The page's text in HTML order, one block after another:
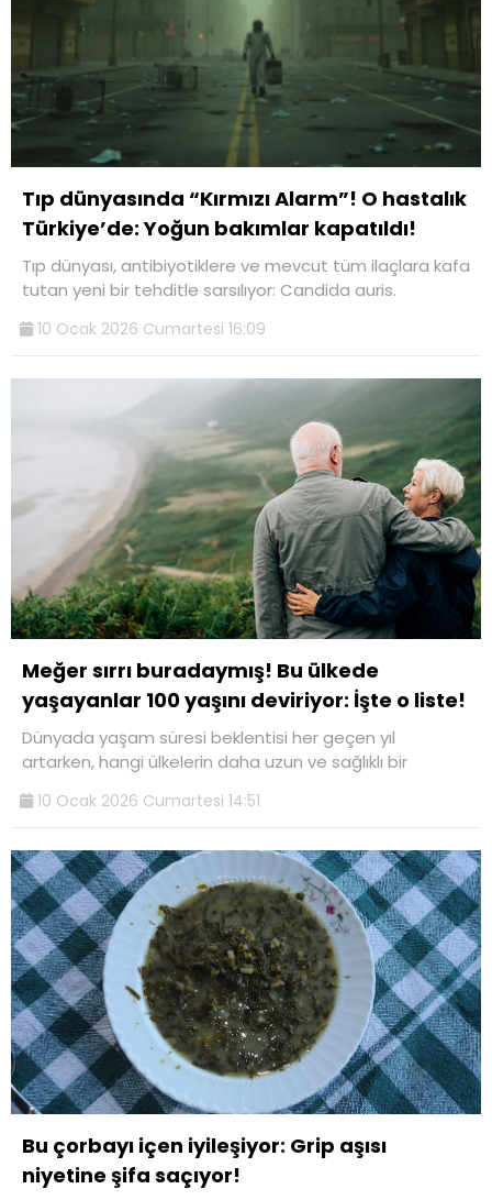
Tıp dünyasında “Kırmızı Alarm”! O hastalık
Türkiye’de: Yoğun bakımlar kapatıldı!
Tıp dünyası, antibiyotiklere ve mevcut tüm ilaçlara kafa
tutan yeni bir tehditle sarsılıyor: Candida auris.
10 Ocak 2026 Cumartesi 16:09
Meğer sırrı buradaymış! Bu ülkede
yaşayanlar 100 yaşını deviriyor: İşte o liste!
Dünyada yaşam süresi beklentisi her geçen yıl
artarken, hangi ülkelerin daha uzun ve sağlıklı bir
10 Ocak 2026 Cumartesi 14:51
Bu çorbayı içen iyileşiyor: Grip aşısı
niyetine şifa saçıyor!